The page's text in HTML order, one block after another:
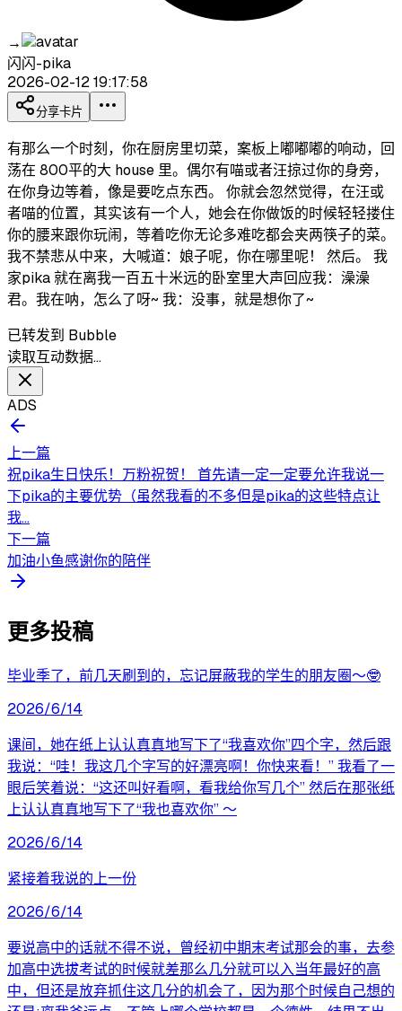
→
闪闪-pika
2026-02-12 19:17:58
分享卡片
有那么一个时刻，你在厨房里切菜，案板上嘟嘟嘟的响动，回
荡在 800平的大 house 里。偶尔有喵或者汪掠过你的身旁，
在你身边等着，像是要吃点东西。 你就会忽然觉得，在汪或
者喵的位置，其实该有一个人，她会在你做饭的时候轻轻搂住
你的腰来跟你玩闹，等着吃你无论多难吃都会夹两筷子的菜。
我不禁悲从中来，大喊道：娘子呢，你在哪里呢！ 然后。 我
家pika 就在离我一百五十米远的卧室里大声回应我：澡澡
君。我在呐，怎么了呀~ 我：没事，就是想你了~
已转发到 Bubble
读取互动数据…
ADS
上一篇
祝pika生日快乐！万粉祝贺！ 首先请一定一定要允许我说一
下pika的主要优势（虽然我看的不多但是pika的这些特点让
我...
下一篇
加油小鱼感谢你的陪伴
更多投稿
毕业季了，前几天刷到的，忘记屏蔽我的学生的朋友圈～🤓
2026/6/14
课间，她在纸上认认真真地写下了“我喜欢你”四个字，然后跟
我说：“哇！我这几个字写的好漂亮啊！你快来看！” 我看了一
眼后笑着说：“这还叫好看啊，看我给你写几个” 然后在那张纸
上认认真真地写下了“我也喜欢你” ​～
2026/6/14
紧接着我说的上一份
2026/6/14
要说高中的话就不得不说，曾经初中期末考试那会的事，去参
加高中选拔考试的时候就差那么几分就可以入当年最好的高
中，但还是放弃抓住这几分的机会了，因为那个时候自己想的